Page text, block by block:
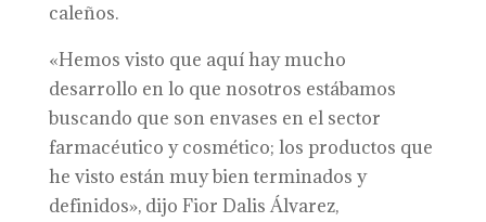
caleños.
«Hemos visto que aquí hay mucho
desarrollo en lo que nosotros estábamos
buscando que son envases en el sector
farmacéutico y cosmético; los productos que
he visto están muy bien terminados y
definidos», dijo Fior Dalis Álvarez,